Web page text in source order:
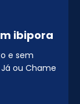
ibipora
e sem
ou Chame